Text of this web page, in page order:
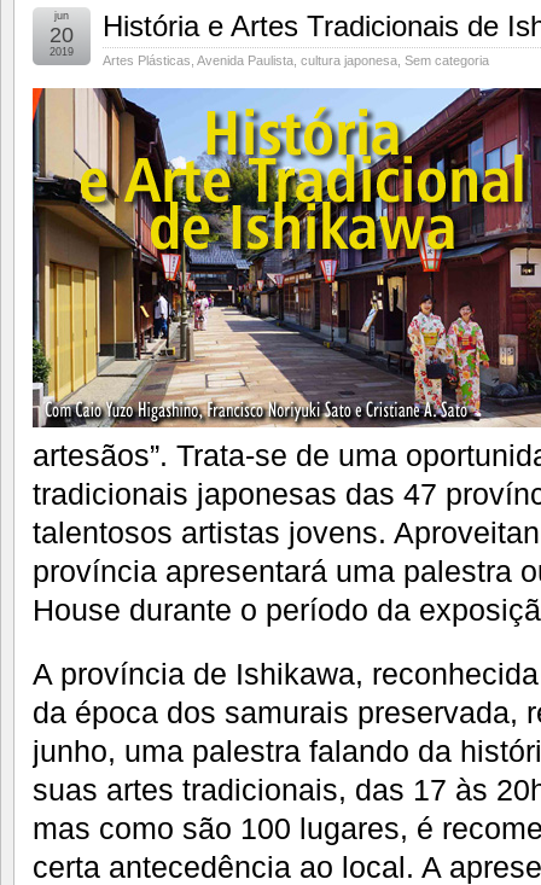
História e Artes Tradicionais de
Artes Plásticas Avenida Paulista cultura japonesa Sem categoria
jun
20
2019
artesãos”. Trata-se de uma
tradicionais japonesas das 47
talentosos artistas jovens.
província apresentará uma palestra
House durante o período da
A província de Ishikawa,
da época dos samurais preservada,
junho, uma palestra falando da
suas artes tradicionais, das 17 às
mas como são 100 lugares, é
certa antecedência ao local. A